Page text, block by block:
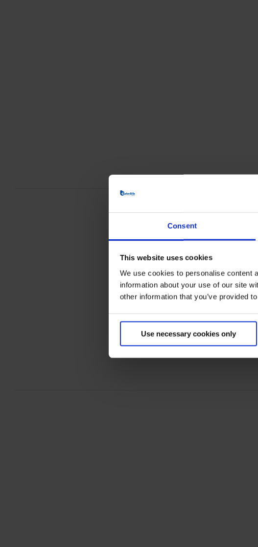
Consent
This website uses cookies
We use cookies to personalise content
information about your use of our site
other information that you’ve provided
Use necessary cookies only